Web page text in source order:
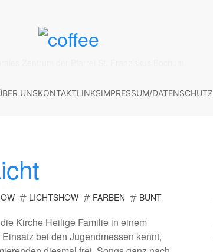
UNSKONTAKTLINKSIMPRESSUM/DATENSCHUTZ
LICHTSHOW FARBEN BUNT
Kirche Heilige Familie in einem
bei den Jugendmessen kennt,